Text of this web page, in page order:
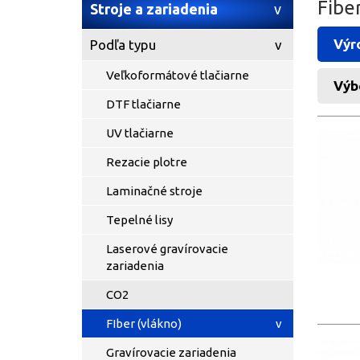
Stroje a zariadenia
Podľa typu
Veľkoformátové tlačiarne
DTF tlačiarne
UV tlačiarne
Rezacie plotre
Laminačné stroje
Tepelné lisy
Laserové gravírovacie
zariadenia
CO2
FIber (vlákno)
Gravírovacie zariadenia